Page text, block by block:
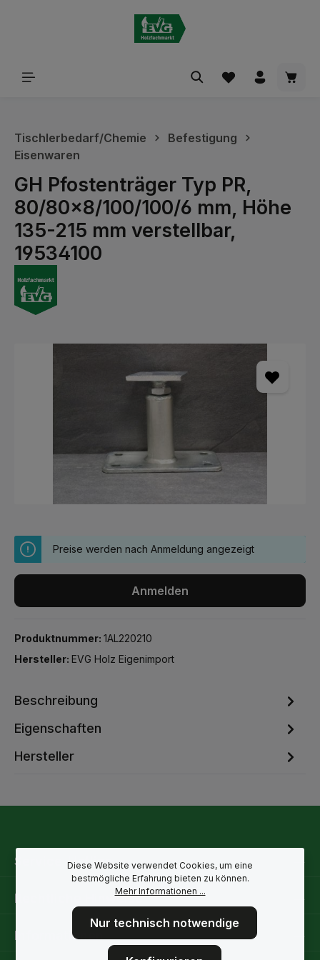
Tischlerbedarf/Chemie
Befestigung
Eisenwaren
GH Pfostenträger Typ PR,
80/80x8/100/100/6 mm, Höhe
135-215 mm verstellbar,
19534100
Preise werden nach Anmeldung angezeigt
Anmelden
Produktnummer: 1AL220210
Hersteller: EVG Holz Eigenimport
Beschreibung
Eigenschaften
Hersteller
Service-Hotline
Rechtliche Hinweise
Informationen
Diese Website verwendet Cookies, um eine
bestmögliche Erfahrung bieten zu können.
Mehr Informationen ...
Nur technisch notwendige